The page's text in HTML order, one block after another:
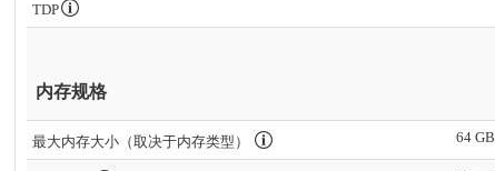
TDP
内存规格
最大内存大小（取决于内存类型） 64 GB